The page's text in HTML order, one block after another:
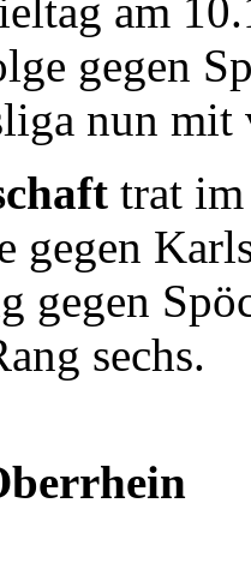
am
gegen
nun mit
trat im
gegen
gegen
sechs.